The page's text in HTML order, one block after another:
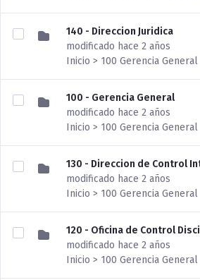
140 - Direccion Juridica
modificado hace 2 años
Inicio > 100 Gerencia General
100 - Gerencia General
modificado hace 2 años
Inicio > 100 Gerencia General
130 - Direccion de Control
modificado hace 2 años
Inicio > 100 Gerencia General
120 - Oficina de Control
modificado hace 2 años
Inicio > 100 Gerencia General